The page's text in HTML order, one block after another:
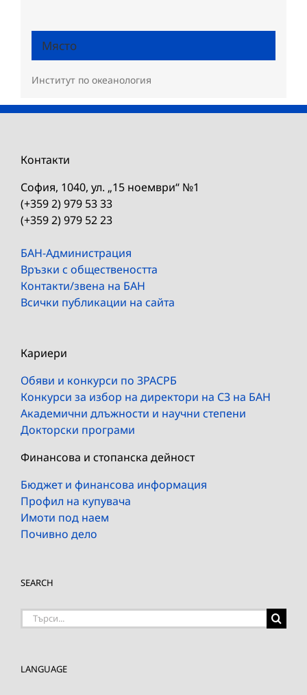
Място
Институт по океанология
Контакти
София, 1040, ул. „15 ноември“ №1
(+359 2) 979 53 33
(+359 2) 979 52 23
БАН-Администрация
Връзки с обществеността
Контакти/звена на БАН
Всички публикации на сайта
Кариери
Обяви и конкурси по ЗРАСРБ
Конкурси за избор на директори на СЗ на БАН
Академични длъжности и научни степени
Докторски програми
Финансова и стопанска дейност
Бюджет и финансова информация
Профил на купувача
Имоти под наем
Почивно дело
SEARCH
Търсене
LANGUAGE